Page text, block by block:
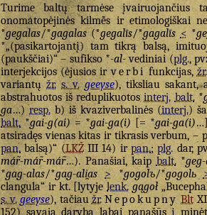
Turime baltų tarmėse įvairuojančius
onomatopėjinės kilmė̃s ir etimologiškai
*gegalas/*gagalas(*gegalīs/*gagalīs < *
*„(pasikartojantį) tam tikrą balsą,
(paukščiai)“ – sufikso *-al-vediniai (plg.,
interjekcijos (ėjusios irverbifunkcijas,žr.
variantųžr. s. v. geeyse), tiksliau sakant,
abstrahuotos iš reduplikuotosinterj. balt.*
ga…)resp.b) iš kvaziverbalinės (interj.)
balt.*gai-g(ai)= *gai-ga(i)[= *gai-ga(i)
atsiradęs vienas kitas ir tikrasis verbum, –
pan.balsą)“ (LKŽIII 14) irpan.;plg.dar,
már̃-már̃-már̃…). Panašiai, kaipbalt.*
*gag-alas/*gag-ali̯as >*gogolъ/*gogolь
clangula“ ir kt. [lytyjelenk. gągoł
s. v. geeyse), tačiaužr. Nepokupny BltXI
152) savąja daryba labai panašūs į